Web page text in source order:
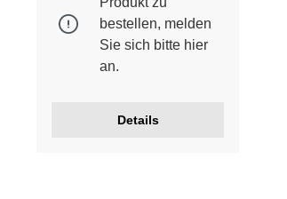
bestellen, melden
Sie sich bitte hier
an.
Details